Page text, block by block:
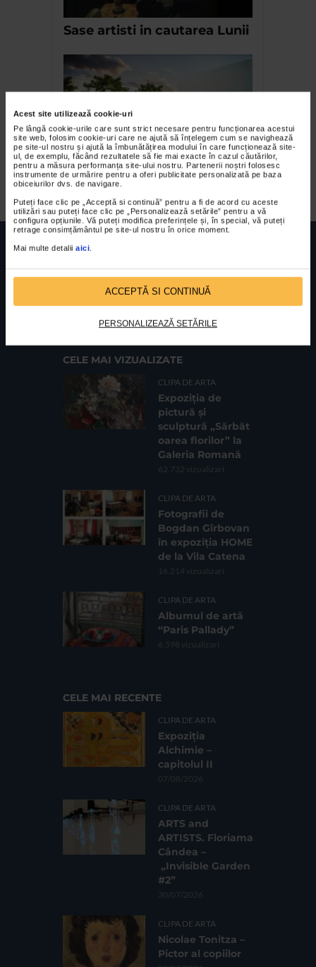
Acest site utilizează cookie-uri
Pe lângă cookie-urile care sunt strict necesare pentru funcționarea acestui
site web, folosim cookie-uri care ne ajută să înțelegem cum se navighează
pe site-ul nostru și ajută la îmbunătățirea modului în care funcționează site-
ul, de exemplu, făcând rezultatele să fie mai exacte în cazul căutărilor,
pentru a măsura performanța site-ului nostru. Partenerii noștri folosesc
instrumente de urmărire pentru a oferi publicitate personalizată pe baza
obiceiurilor dvs. de navigare.
Puteți face clic pe „Acceptă si continuă” pentru a fi de acord cu aceste
utilizări sau puteți face clic pe „Personalizează setările” pentru a vă
configura opțiunile. Vă puteți modifica preferințele și, în special, vă puteți
retrage consimțământul pe site-ul nostru în orice moment.
Mai multe detalii aici
ACCEPTĂ SI CONTINUĂ
PERSONALIZEAZĂ SETĂRILE
Sase artisti in cautarea Lunii
Kulturama 2015
FUNDATIA FILDAS ARTNr inreg registrul special: 4 PJ/ 29.01.2013
Cod fiscal: 9164384Sediu social: Str. Delfinului, Nr. 6, parter Bl. 42,
CELE MAI VIZUALIZATE
CLIPA DE ARTA
Expoziția de
pictură și
sculptură „Sărbăt
oarea florilor” la
Galeria Romană
62.732 vizualizari
CLIPA DE ARTA
Fotografii de
Bogdan Gîrbovan
în expoziția HOME
de la Vila Catena
16.214 vizualizari
CLIPA DE ARTA
Albumul de artă
“Paris Pallady”
6.598 vizualizari
CELE MAI RECENTE
CLIPA DE ARTA
Expoziția
Alchimie –
capitolul II
07/08/2026
CLIPA DE ARTA
ARTS and
ARTISTS. Floriama
Cândea –
„Invisible Garden
#2”
30/07/2026
CLIPA DE ARTA
Nicolae Tonitza –
Pictor al copiilor